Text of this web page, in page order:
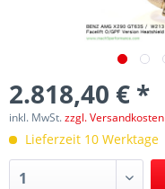
2.818,40 € *
inkl. MwSt.zzgl. Versandkosten
Lieferzeit 10 Werktage